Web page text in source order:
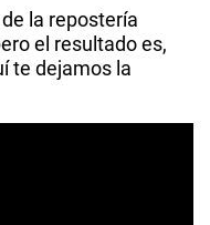
la repostería
el resultado es,
te dejamos la